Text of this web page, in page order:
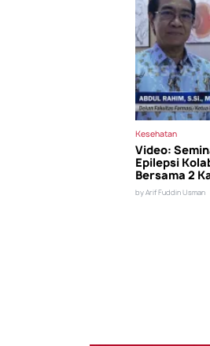
Kesehatan
Video:
Epilepsi
Bersama 2
by Arif Fuddin Usman